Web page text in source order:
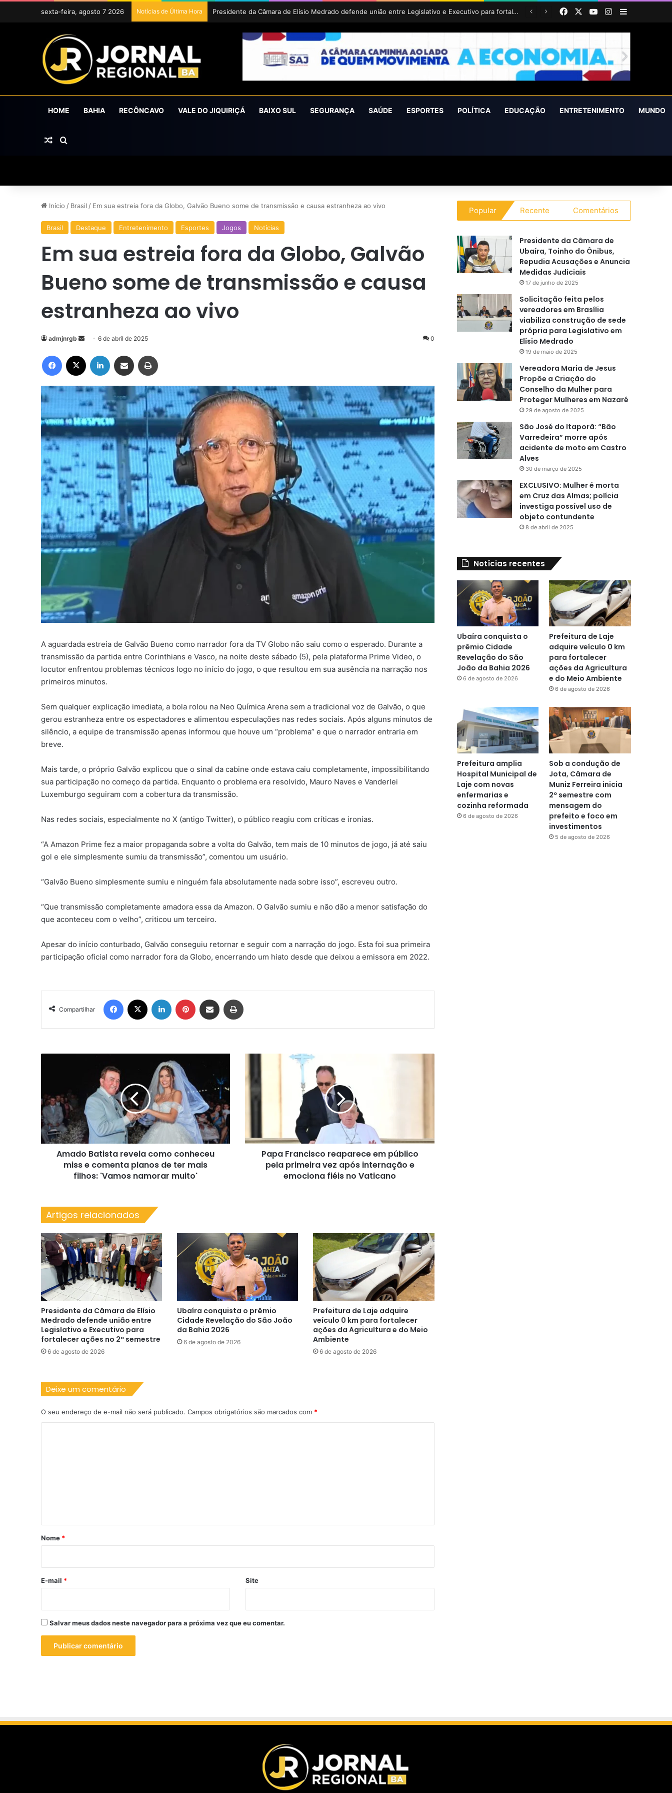
sexta-feira, agosto 7 2026 Notícias de Última Hora Ubaíra conquista o prêmio Cidade Revelação do São João da Bahia 2026 FacebookYouTubeInstagram
Barra
HOME BAHIA RECÔNCAVO VALE DO JIQUIRIÇÁ BAIXO SUL SEGURANÇA SAÚDE ESPORTES POLÍTICA EDUCAÇÃO ENTRETENIMENTO MUNDO
Artigo aleatório
Procurar por
Início / Brasil / Em sua estreia fora da Globo, Galvão Bueno some de transmissão e causa estranheza ao vivo
Brasil Destaque Entretenimento Esportes Jogos Notícias
Em sua estreia fora da Globo, Galvão
Bueno some de transmissão e causa
estranheza ao vivo
admjnrgb
Mande
e-
mail
6 de abril de 2025 0
Facebook Linkedin Compartilhar via e-mail
A aguardada estreia de Galvão Bueno como narrador fora da TV Globo não saiu como o esperado. Durante a
transmissão da partida entre Corinthians e Vasco, na noite deste sábado (5), pela plataforma Prime Video, o
locutor enfrentou problemas técnicos logo no início do jogo, o que resultou em sua ausência na narração nos
primeiros minutos.
Sem qualquer explicação imediata, a bola rolou na Neo Química Arena sem a tradicional voz de Galvão, o que
gerou estranheza entre os espectadores e alimentou especulações nas redes sociais. Após alguns minutos de
silêncio, a equipe de transmissão apenas informou que houve um “problema” e que o narrador entraria em
breve.
Mais tarde, o próprio Galvão explicou que o sinal da cabine onde estava caiu completamente, impossibilitando
sua participação no começo da partida. Enquanto o problema era resolvido, Mauro Naves e Vanderlei
Luxemburgo seguiram com a cobertura da transmissão.
Nas redes sociais, especialmente no X (antigo Twitter), o público reagiu com críticas e ironias.
“A Amazon Prime fez a maior propaganda sobre a volta do Galvão, tem mais de 10 minutos de jogo, já até saiu
gol e ele simplesmente sumiu da transmissão”, comentou um usuário.
“Galvão Bueno simplesmente sumiu e ninguém fala absolutamente nada sobre isso”, escreveu outro.
“Que transmissão completamente amadora essa da Amazon. O Galvão sumiu e não dão a menor satisfação do
que aconteceu com o velho”, criticou um terceiro.
Apesar do início conturbado, Galvão conseguiu retornar e seguir com a narração do jogo. Esta foi sua primeira
participação oficial como narrador fora da Globo, encerrando um hiato desde que deixou a emissora em 2022.
Compartilhar
Facebook Linkedin Pinterest Compartilhar via e-mail
conheceu
miss
e
comenta
planos
namorar
muito'
Amado Batista revela como conheceu
miss e comenta planos de ter mais
filhos: 'Vamos namorar muito'
reaparece
público
após
internação
Papa Francisco reaparece em público
pela primeira vez após internação e
emociona fiéis no Vaticano
Artigos relacionados
Presidente da Câmara de Elísio
Medrado defende união entre
Legislativo e Executivo para
fortalecer ações no 2º semestre
6 de agosto de 2026
Ubaíra conquista o prêmio
Cidade Revelação do São João
da Bahia 2026
6 de agosto de 2026
Prefeitura de Laje adquire
veículo 0 km para fortalecer
ações da Agricultura e do Meio
Ambiente
6 de agosto de 2026
Deixe um comentário
O seu endereço de e-mail não será publicado. Campos obrigatórios são marcados com *
r
*
Nome *
E-mail * Site
Salvar meus dados neste navegador para a próxima vez que eu comentar.
Popular Recente Comentários
Presidente da Câmara de
Ubaíra, Toinho do Ônibus,
Repudia Acusações e Anuncia
Medidas Judiciais
17 de junho de 2025
Solicitação feita pelos
vereadores em Brasília
viabiliza construção de sede
própria para Legislativo em
Elísio Medrado
19 de maio de 2025
Vereadora Maria de Jesus
Propõe a Criação do
Conselho da Mulher para
Proteger Mulheres em Nazaré
29 de agosto de 2025
São José do Itaporã: “Bão
Varredeira” morre após
acidente de moto em Castro
Alves
30 de março de 2025
EXCLUSIVO: Mulher é morta
em Cruz das Almas; polícia
investiga possível uso de
objeto contundente
8 de abril de 2025
Notícias recentes
Ubaíra conquista o
prêmio Cidade
Revelação do São
João da Bahia 2026
6 de agosto de 2026
Prefeitura de Laje
adquire veículo 0 km
para fortalecer
ações da Agricultura
e do Meio Ambiente
6 de agosto de 2026
Prefeitura amplia
Hospital Municipal de
Laje com novas
enfermarias e
cozinha reformada
6 de agosto de 2026
Sob a condução de
Jota, Câmara de
Muniz Ferreira inicia
2º semestre com
mensagem do
prefeito e foco em
investimentos
5 de agosto de 2026